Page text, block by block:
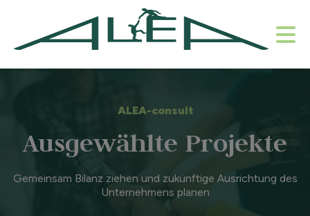
ALEA-consult
Ausgewählte Projekte
Gemeinsam Bilanz ziehen und zukünftige Ausrichtung des
Unternehmens planen